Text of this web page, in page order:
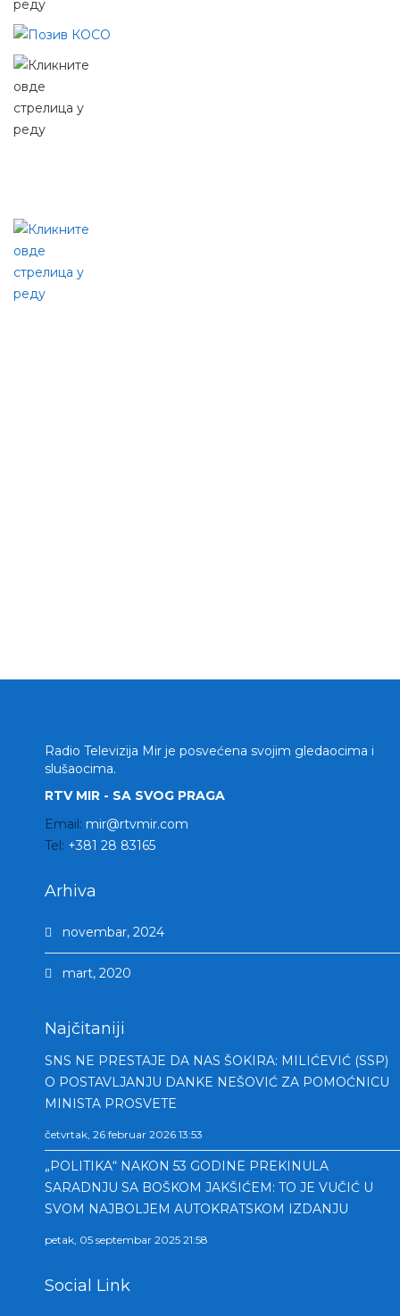
Radio Televizija Mir je posvećena svojim gledaocima i
slušaocima.
RTV MIR - SA SVOG PRAGA
Email: mir@rtvmir.com
Tel: +381 28 83165
Arhiva
novembar, 2024
mart, 2020
Najčitaniji
SNS NE PRESTAJE DA NAS ŠOKIRA: MILIĆEVIĆ (SSP)
O POSTAVLJANJU DANKE NEŠOVIĆ ZA POMOĆNICU
MINISTA PROSVETE
četvrtak, 26 februar 2026 13:53
„POLITIKA“ NAKON 53 GODINE PREKINULA
SARADNJU SA BOŠKOM JAKŠIĆEM: TO JE VUČIĆ U
SVOM NAJBOLJEM AUTOKRATSKOM IZDANJU
petak, 05 septembar 2025 21:58
Social Link